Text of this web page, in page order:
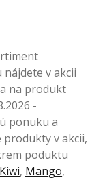
v akcii
na produkt
-
ponuku a
produkty v akcii,
poduktu
Kiwi, Mango,